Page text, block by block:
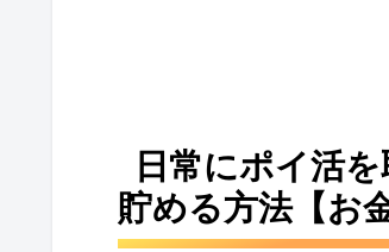
日常にポイ活
貯める方法【お